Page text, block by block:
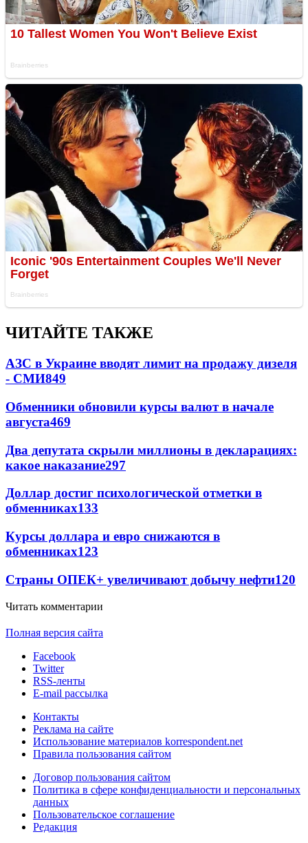
ЧИТАЙТЕ ТАКЖЕ
АЗС в Украине вводят лимит на продажу дизеля
- СМИ849
Обменники обновили курсы валют в начале
августа469
Два депутата скрыли миллионы в декларациях:
какое наказание297
Доллар достиг психологической отметки в
обменниках133
Курсы доллара и евро снижаются в
обменниках123
Страны ОПЕК+ увеличивают добычу нефти120
Читать комментарии
Полная версия сайта
Facebook
Twitter
RSS-ленты
E-mail рассылка
Контакты
Реклама на сайте
Использование материалов korrespondent.net
Правила пользования сайтом
Договор пользования сайтом
Политика в сфере конфиденциальности и персональных
данных
Пользовательское соглашение
Редакция